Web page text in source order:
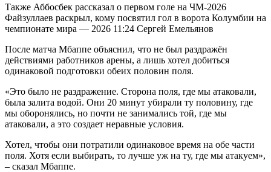
Также Аббосбек рассказал о первом голе на ЧМ-2026
Файзуллаев раскрыл, кому посвятил гол в ворота Колумбии на
чемпионате мира — 2026 11:24 Сергей Емельянов
После матча Мбаппе объяснил, что не был раздражён
действиями работников арены, а лишь хотел добиться
одинаковой подготовки обеих половин поля.
«Это было не раздражение. Сторона поля, где мы атаковали,
была залита водой. Они 20 минут убирали ту половину, где
мы оборонялись, но почти не занимались той, где мы
атаковали, а это создает неравные условия.
Хотел, чтобы они потратили одинаковое время на обе части
поля. Хотя если выбирать, то лучше уж на ту, где мы атакуем»,
– сказал Мбаппе.